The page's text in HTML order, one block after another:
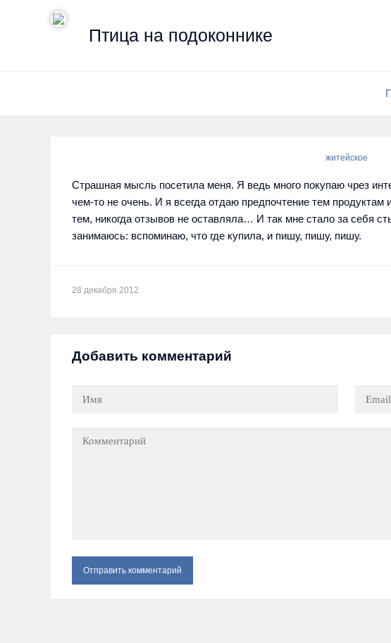
Птица на подоконнике
житейское
Страшная мысль посетила меня. Я ведь много покупаю чрез
чем-то не очень. И я всегда отдаю предпочтение тем
тем, никогда отзывов не оставляла… И так мне стало за себя
занимаюсь: вспоминаю, что где купила, и пишу, пишу, пишу.
28 декабря 2012
Добавить комментарий